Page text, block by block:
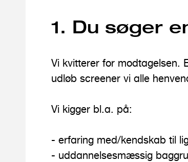
1. Du søger
Vi kvitterer for modtagelsen.
udløb screener vi alle
Vi kigger bl.a. på:
- erfaring med/kendskab til
- uddannelsesmæssig